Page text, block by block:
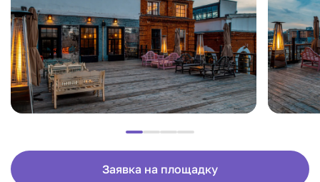
Заявка на площадку